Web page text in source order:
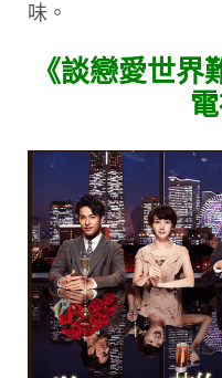
味。
《談戀愛世界